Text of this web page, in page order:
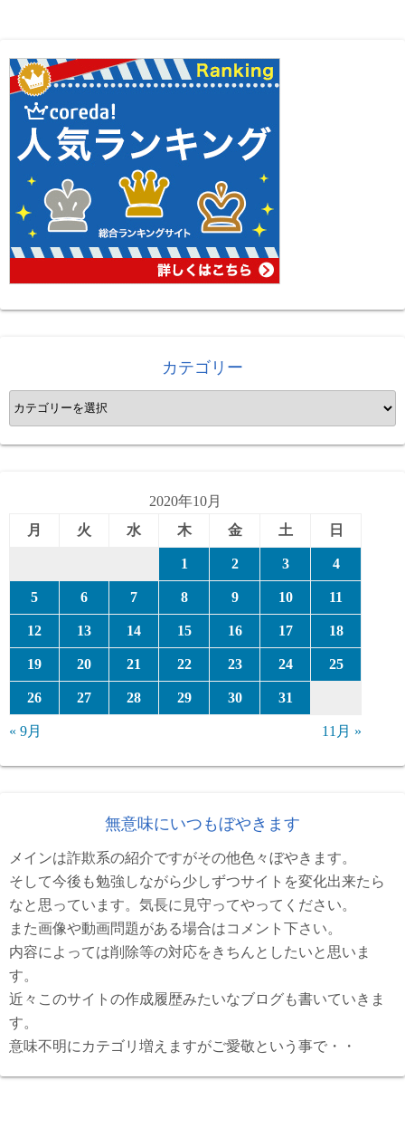
カテゴリー
カ
テ
ゴ
2020年10月
月
火 水 木 金 土 日
1 2 3 4
5 6 7 8 9 10 11
12 13 14 15 16 17 18
19 20 21 22 23 24 25
26 27 28 29 30 31
« 9月 11月 »
無意味にいつもぼやきます
メインは詐欺系の紹介ですがその他色々ぼやきます。
そして今後も勉強しながら少しずつサイトを変化出来たら
なと思っています。気長に見守ってやってください。
また画像や動画問題がある場合はコメント下さい。
内容によっては削除等の対応をきちんとしたいと思いま
す。
近々このサイトの作成履歴みたいなブログも書いていきま
す。
意味不明にカテゴリ増えますがご愛敬という事で・・